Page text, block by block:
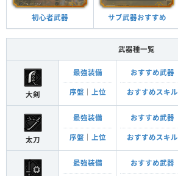
初心者武器 サブ武器おすすめ
武器種一覧
大剣
最強装備
序盤 上位
おすすめ武器
おすすめスキル
太刀
最強装備
序盤 上位
おすすめ武器
おすすめスキル
最強装備 おすすめ武器